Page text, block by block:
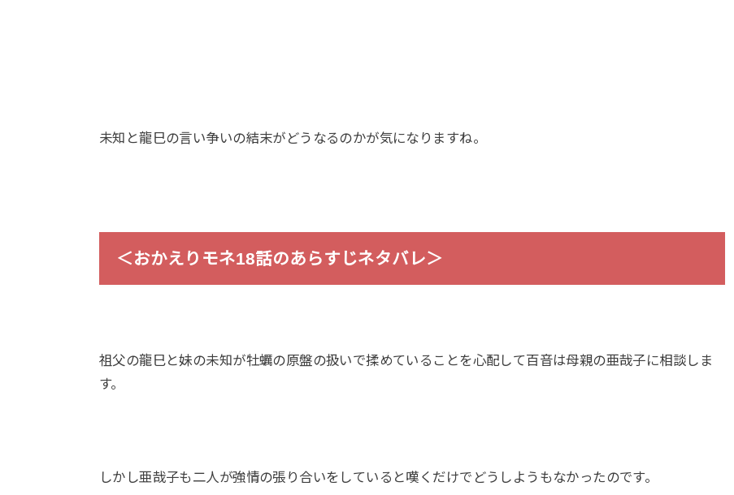
未知と龍巳の言い争いの結末がどうなるのかが気になりますね。
＜おかえりモネ18話のあらすじネタバレ＞
祖父の龍巳と妹の未知が牡蠣の原盤の扱いで揉めていることを心配して百音は母親の亜哉子に相談しま
す。
しかし亜哉子も二人が強情の張り合いをしていると嘆くだけでどうしようもなかったのです。